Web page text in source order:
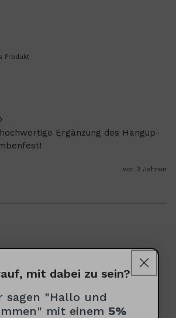
Produkt
Ergänzung des Hangup-
vor 2 Jahren
Produkt
mit dabei zu sein?
sagen "Hallo und
mit einem 5%